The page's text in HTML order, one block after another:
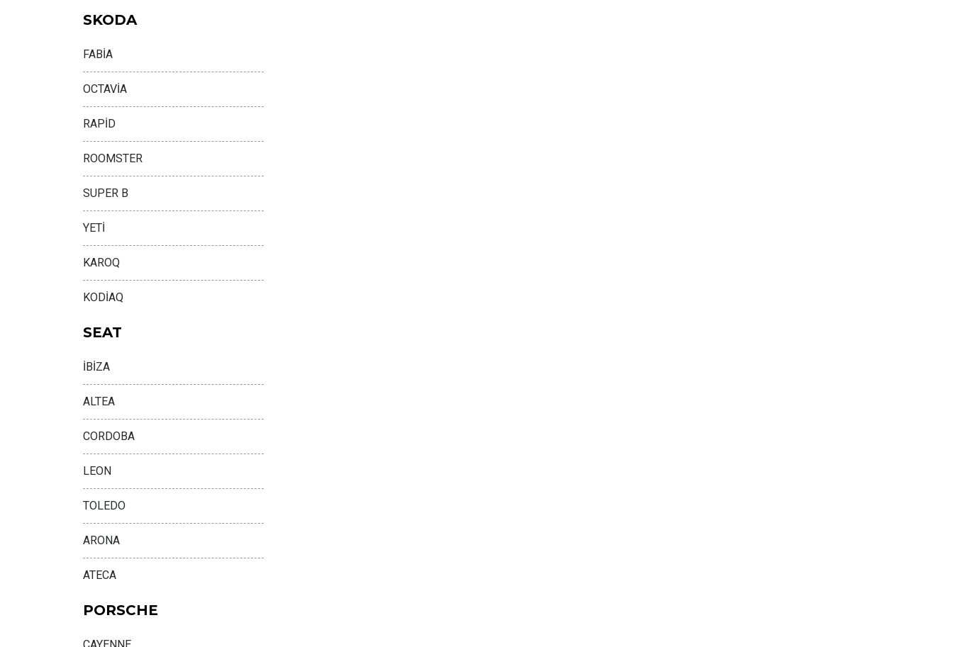
SKODA
FABİA
OCTAVİA
RAPİD
ROOMSTER
SUPER B
YETİ
KAROQ
KODİAQ
SEAT
İBİZA
ALTEA
CORDOBA
LEON
TOLEDO
ARONA
ATECA
PORSCHE